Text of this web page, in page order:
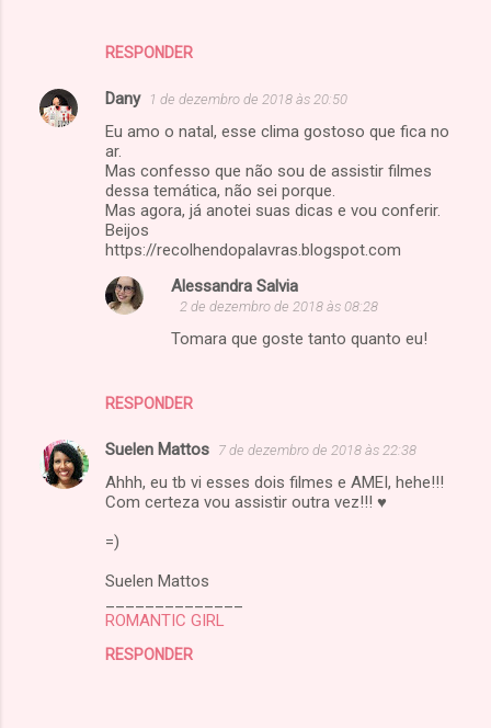
RESPONDER
Dany 1 de dezembro de 2018 às 20:50
Eu amo o natal, esse clima gostoso que fica no
ar.
Mas confesso que não sou de assistir filmes
dessa temática, não sei porque.
Mas agora, já anotei suas dicas e vou conferir.
Beijos
https://recolhendopalavras.blogspot.com
RESPONDER
Alessandra Salvia
2 de dezembro de 2018 às 08:28
Tomara que goste tanto quanto eu!
Suelen Mattos 7 de dezembro de 2018 às 22:38
Ahhh, eu tb vi esses dois filmes e AMEI, hehe!!!
Com certeza vou assistir outra vez!!! ♥
=)
Suelen Mattos
ROMANTIC GIRL
RESPONDER